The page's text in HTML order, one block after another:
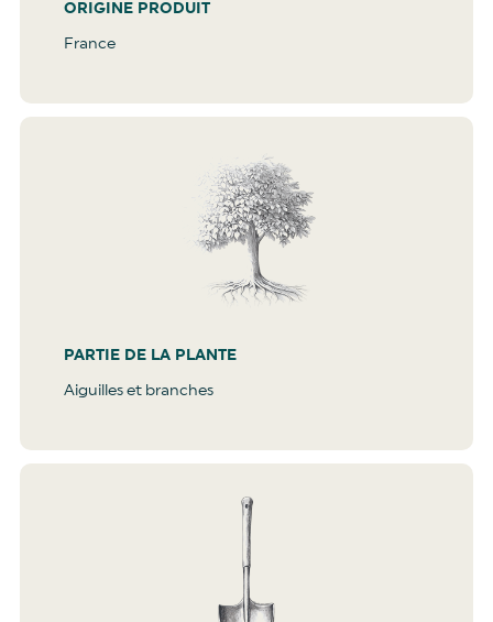
ORIGINE PRODUIT
France
PARTIE DE LA PLANTE
Aiguilles et branches